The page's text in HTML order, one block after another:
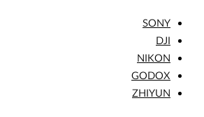
SONY
DJI
NIKON
GODOX
ZHIYUN